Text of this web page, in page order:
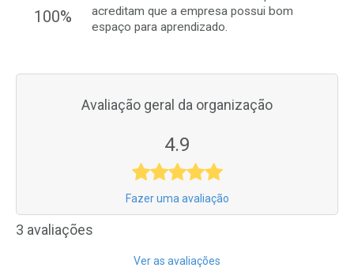
100%
acreditam que a empresa possui bom
espaço para aprendizado.
Avaliação geral da organização
4.9
Fazer uma avaliação
3 avaliações
Ver as avaliações